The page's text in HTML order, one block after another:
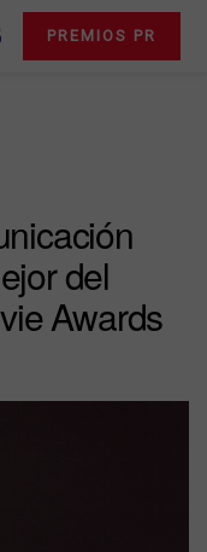
PREMIOS PR
del
Awards